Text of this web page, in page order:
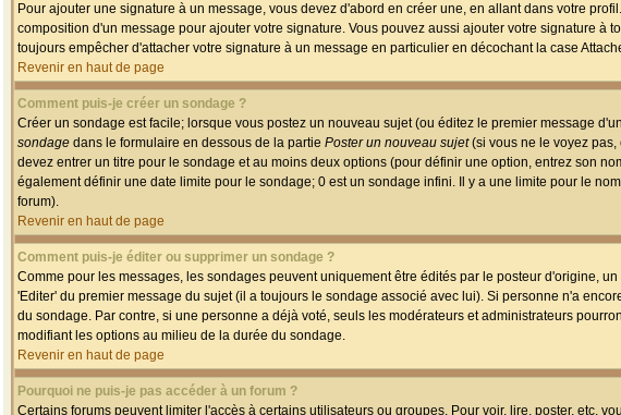
Pour ajouter une signature à un message, vous devez d'abord en créer une, en allant dans votre
composition d'un message pour ajouter votre signature. Vous pouvez aussi ajouter votre signature à
toujours empêcher d'attacher votre signature à un message en particulier en décochant la case
Revenir en haut de page
Comment puis-je créer un sondage ?
Créer un sondage est facile; lorsque vous postez un nouveau sujet (ou éditez le premier message
sondage dans le formulaire en dessous de la partie Poster un nouveau sujet(si vous ne le voyez pas,
devez entrer un titre pour le sondage et au moins deux options (pour définir une option, entrez son
également définir une date limite pour le sondage; 0 est un sondage infini. Il y a une limite pour le
forum).
Revenir en haut de page
Comment puis-je éditer ou supprimer un sondage ?
Comme pour les messages, les sondages peuvent uniquement être édités par le posteur d'origine,
'Editer' du premier message du sujet (il a toujours le sondage associé avec lui). Si personne n'a
du sondage. Par contre, si une personne a déjà voté, seuls les modérateurs et administrateurs
modifiant les options au milieu de la durée du sondage.
Revenir en haut de page
Pourquoi ne puis-je pas accéder à un forum ?
Certains forums peuvent limiter l'accès à certains utilisateurs ou groupes. Pour voir, lire, poster, etc.